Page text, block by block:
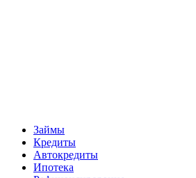
Займы
Кредиты
Автокредиты
Ипотека